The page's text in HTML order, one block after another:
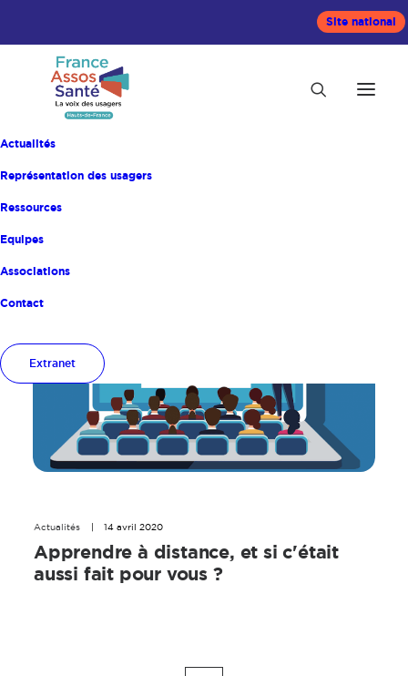
Site national
Actualités
Représentation des usagers
Ressources
Equipes
Associations
Contact
Extranet
Actualités 14 avril 2020
Apprendre à distance, et si c'était
aussi fait pour vous ?